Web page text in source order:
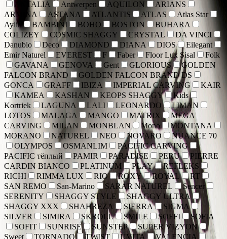
ANTALIA Antwerpen AQUILON
ARIANS
ARMINA
ASTANA ATLANTIS ATLAS
Atlas Star
Aylin
BAMBINI BOHO BOSTON
BUHARA
COLIZEY
COSMIC SHAGGY CRYSTAL
DA VINCI
Danubio
Deco DIAMOND DIANA DIOS
Eilegant
Emir Naturel
EVEREST F Faber Floor Lux Sisal
Folk
GAVANA
GENOVA Gent GLORIOUS
GOLDEN
FALCON BRAND
GOLDEN FALCON BRAND DS
GONCA
GRAFF IBIZA IMPERIAL CARVING
KAIR
KAMEA
KASHAN KEOPS SHAGGY
Kids
Kortriek
LAGUNA LALI LEONARDO
LIMAN
LOTOS
MALAGA MANGO MATRIX
MEGA
CARVING
MILAN MONBLAN Mono
MONTANA
MORANO
NATUREL NEO NOVARO
NUANCE 70
OLYMPOS
OSMANLIM
PACIFIC CARVING
PACIFIC тёплый
PAMIR PARADISE PERU
PIERRE
CARDIN BIANCO
PLATINUM PLAY
REFLEKS
RICHI
RIMMA LUX RIO ROXY ROYAL
RT
SAN REMO
San-Marino SARAR NATUREL
Sencer
SERENITY
SHAGGY STYLE
SHAGGY ULTRA
SHAGGY XXX
SHAHREZA SIERRA
SIGMA
SILVER
SIMIRA SKROLL SMILE SOFFI
SOFIA
SOFIT
SUNRISE SUNSTEP
SUPER VIZYON
Sweet
TORNADO TWIST UVITA
VALENCIA